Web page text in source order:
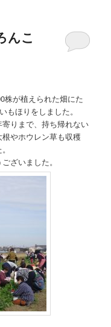
んこ
が植えられた畑にた
もほりをしました。
りまで、持ち帰れない
やホウレン草も収穫
ざいました。